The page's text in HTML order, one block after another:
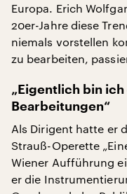
Europa. Erich
20er-Jahre diese
niemals vorstellen
zu bearbeiten,
„Eigentlich bin ich
Bearbeitungen“
Als Dirigent hatte er
Strauß-Operette
Wiener Aufführung
er die